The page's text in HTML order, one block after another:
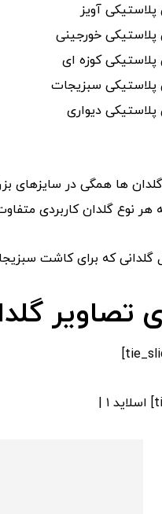
پلاستیکی آویز
پلاستیکی خورجینی
پلاستیکی کوزه ای
پلاستیکی سبزیجات
پلاستیکی دیواری
ها همگی در سایزهای
نوع گلدان کاربردی
گلدانی که برای کاشت
تصاویر